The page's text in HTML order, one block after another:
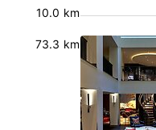
10.0 km
73.3 km